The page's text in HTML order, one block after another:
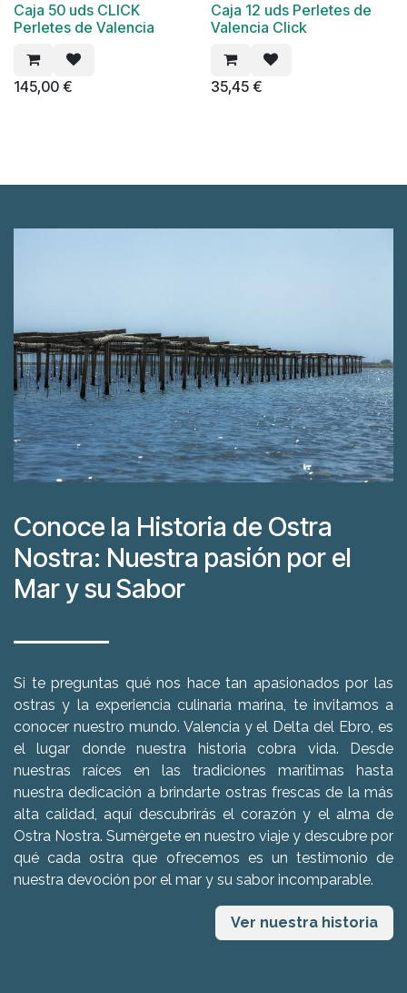
Caja 50 uds CLICK
Perletes de Valencia
145,00 €
Caja 12 uds Perletes de
Valencia Click
35,45€
Conoce la Historia de Ostra
Nostra: Nuestra pasión por el
Mar y su Sabor
Si te preguntas qué nos hace tan apasionados por las
ostras y la experiencia culinaria marina, te invitamos a
conocer nuestro mundo. Valencia y el Delta del Ebro, es
el lugar donde nuestra historia cobra vida. Desde
nuestras raíces en las tradiciones marítimas hasta
nuestra dedicación a brindarte ostras frescas de la más
alta calidad, aquí descubrirás el corazón y el alma de
Ostra Nostra. Sumérgete en nuestro viaje y descubre por
qué cada ostra que ofrecemos es un testimonio de
nuestra devoción por el mar y su sabor incomparable.
Ver nuestra historia